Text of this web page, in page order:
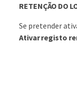
RETENÇÃO DO
Se pretender
Ativar registo